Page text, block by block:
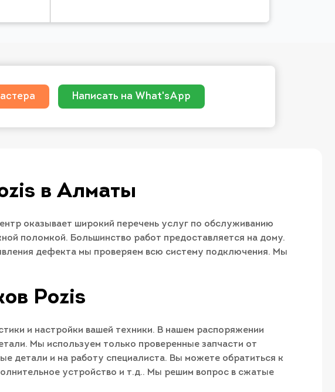
Написать на What'sApp
в Алматы
оказывает широкий перечень услуг по обслуживанию
поломкой. Большинство работ предоставляется на дому.
дефекта мы проверяем всю систему подключения. Мы
Pozis
и настройки вашей техники. В нашем распоряжении
Мы используем только проверенные запчасти от
детали и на работу специалиста. Вы можете обратиться к
устройство и т.д.. Мы решим вопрос в сжатые